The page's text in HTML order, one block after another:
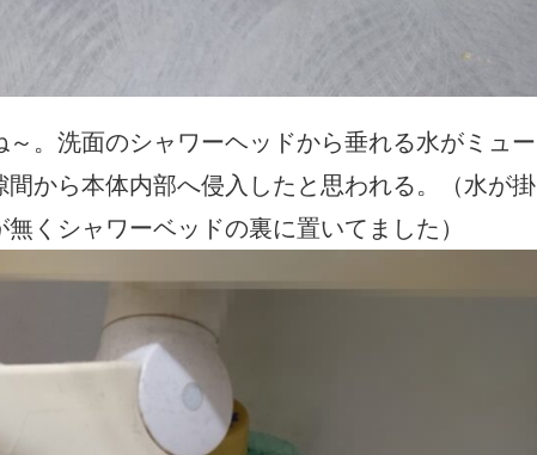
。洗面のシャワーヘッドから垂れる水がミュー
から本体内部へ侵入したと思われる。（水が掛
くシャワーベッドの裏に置いてました）